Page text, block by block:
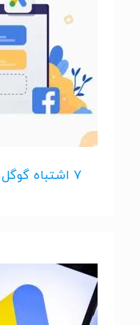
۷ اشتباه گوگل ادز که باید از آنها دوری کنید